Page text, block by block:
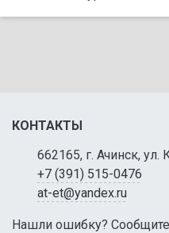
КОНТАКТЫ
662165, г. Ачинск, ул.
+7 (391) 515-0476
at-et@yandex.ru
Нашли ошибку?